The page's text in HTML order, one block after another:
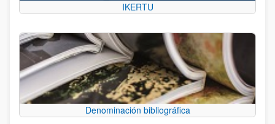
IKERTU
Denominación bibliográfica